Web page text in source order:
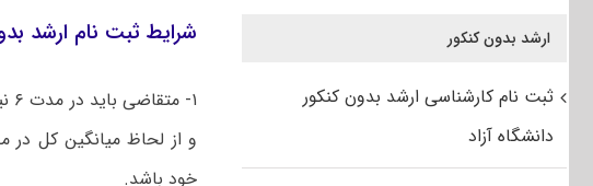
شرایط ثبت نام ارشد بدون کنکور ۱۴۰۱
و از لحاظ میانگین کل در
خود باشد.
ارشد بدون کنکور
ثبت نام کارشناسی ارشد بدون کنکور
دانشگاه آزاد